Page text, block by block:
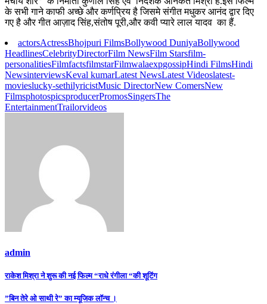
के सभी गाने काफी अच्छे और कर्णप्रिय है जिसमे संगीत मधुकर आनंद द्वार दिए
गए है और गीत आज़ाद सिंह,संतोष पूरी,और कवी प्यारे लाल यादव का हैं.
actorsActressBhojpuri FilmsBollywood DuniyaBollywood
HeadlinesCelebrityDirectorFilm NewsFilm Starsfilm-
personalitiesFilmfactsfilmstarFilmwalaexpgossipHindi FilmsHindi
NewsinterviewsKeval kumarLatest NewsLatest Videoslatest-
movieslucky-sethilyricistMusic DirectorNew ComersNew
FilmsphotospicsproducerPromosSingersThe
EntertainmentTrailorvideos
admin
Post
navigation
राकेश मिश्रा ने शुरू की नई फिल्म “राधे रंगीला “की शूटिंग
”बिन तेरे ओ साथी रे” का म्यूजिक लॉन्च ।